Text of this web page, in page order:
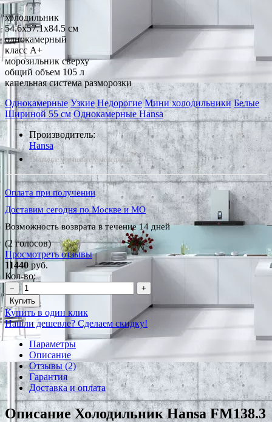
холодильник
54.6x57.1x84.5 см
однокамерный
класс A+
морозильник сверху
общий объем 105 л
капельная система разморозки
Однокамерные Узкие Недорогие Мини холодильники Белые
Шириной 55 см Однокамерные Hansa
Производитель:
Hansa
*Наличие уточняйте у менеджера
Оплата при получении
Доставим сегодня по Москве и МО
Возможность возврата в течение 14 дней
(2 голосов)
Просмотреть отзывы
11440руб.
Кол-во:
−
+
Купить
Купить в один клик
Нашли дешевле? Сделаем скидку!
Параметры
Описание
Отзывы (2)
Гарантия
Доставка и оплата
Описание Холодильник Hansa FM138.3